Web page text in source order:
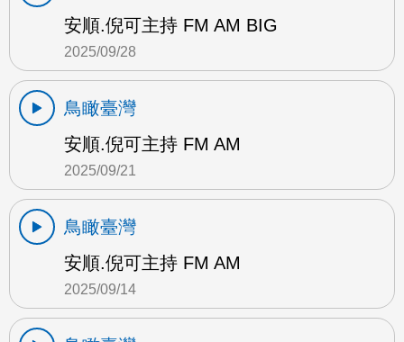
安順.倪可主持 FM AM BIG
2025/09/28
鳥瞰臺灣
安順.倪可主持 FM AM
2025/09/21
鳥瞰臺灣
安順.倪可主持 FM AM
2025/09/14